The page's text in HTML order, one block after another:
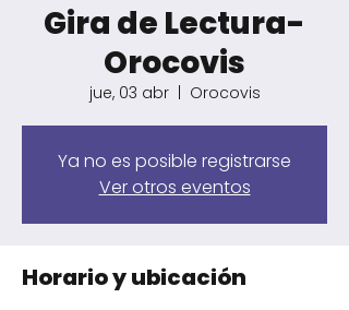
Gira de Lectura-
Orocovis
jue, 03 abr
  |
Orocovis
Ya no es posible registrarse
Ver otros eventos
Horario y ubicación